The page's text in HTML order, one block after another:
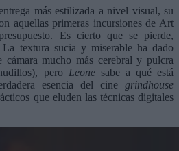
más estilizada a nivel visual, su
aquellas primeras incursiones de Art
Es cierto que se pierde,
textura sucia y miserable ha dado
mucho más cerebral y pulcra
pero Leonesabe a qué está
esencia del cine grindhouse
que eluden las técnicas digitales